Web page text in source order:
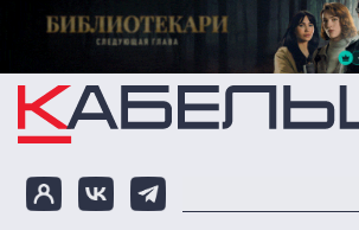
Перейти к основному содержанию